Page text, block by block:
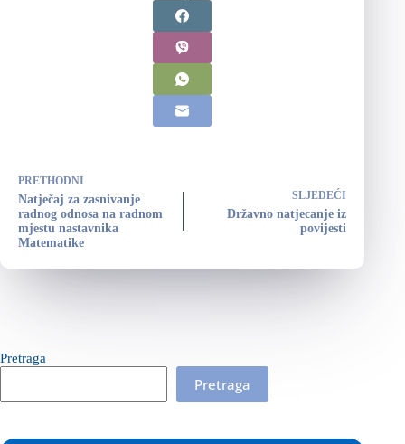
PRETHODNI
Natječaj za zasnivanje
radnog odnosa na radnom
mjestu nastavnika
Matematike
SLJEDEĆI
Državno natjecanje iz
povijesti
Pretraga
Pretraga